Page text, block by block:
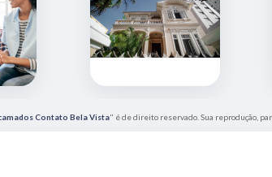
Contato Bela Vista" é de direito reservado. Sua reprodução,